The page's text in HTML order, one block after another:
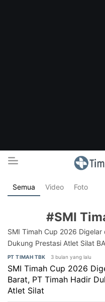
Timelines.id
Media Literasi, Sejarah
Semua Video Foto
#SMI
SMI Timah Cup 2026
Dukung Prestasi Atlet Silat
PT TIMAH TBK 3 bulan yang lalu
SMI Timah Cup 2026
Barat, PT Timah Hadir
Atlet Silat